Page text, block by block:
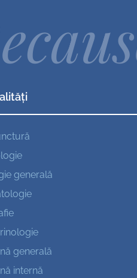
generală
generală
internă